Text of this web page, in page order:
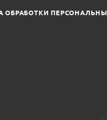
ОБРАБОТКИ